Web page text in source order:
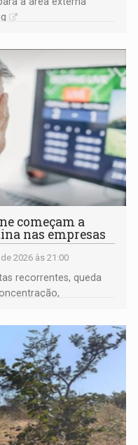
começam a
nas empresas
2026 às 21:00
recorrentes, queda